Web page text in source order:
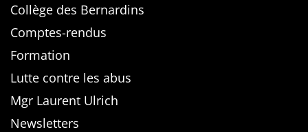
Collège des Bernardins
Comptes-rendus
Formation
Lutte contre les abus
Mgr Laurent Ulrich
Newsletters